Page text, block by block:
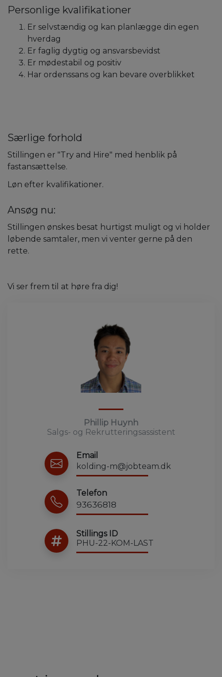
Personlige kvalifikationer
Er selvstændig og kan planlægge din egen
hverdag
Er faglig dygtig og ansvarsbevidst
Er mødestabil og positiv
Har ordenssans og kan bevare overblikket
Særlige forhold
Stillingen er "Try and Hire" med henblik på
fastansættelse.
Løn efter kvalifikationer.
Ansøg nu:
Stillingen ønskes besat hurtigst muligt og vi holder
løbende samtaler, men vi venter gerne på den
rette.
Vi ser frem til at høre fra dig!
Phillip Huynh
Salgs- og Rekrutteringsassistent
Email
kolding-m@jobteam.dk
Telefon
93636818
Stillings ID
PHU-22-KOM-LAST